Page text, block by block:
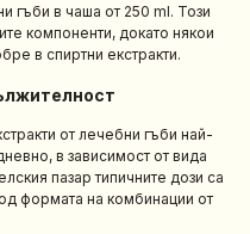
гъби в чаша от 250 ml. Този
компоненти, докато някои
в спиртни екстракти.
от лечебни гъби най-
в зависимост от вида
пазар типичните дози са
формата на комбинации от